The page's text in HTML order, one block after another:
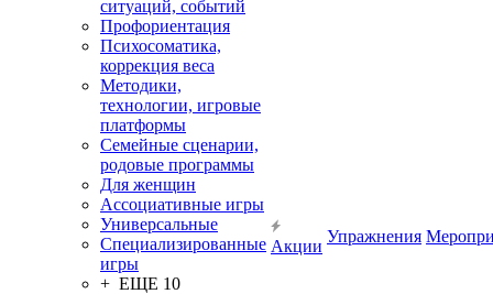
ситуаций, событий
Профориентация
Психосоматика,
коррекция веса
Методики,
технологии, игровые
платформы
Семейные сценарии,
родовые программы
Для женщин
Ассоциативные игры
Универсальные
Специализированные
игры
+ ЕЩЕ 10
Акции
Упражнения